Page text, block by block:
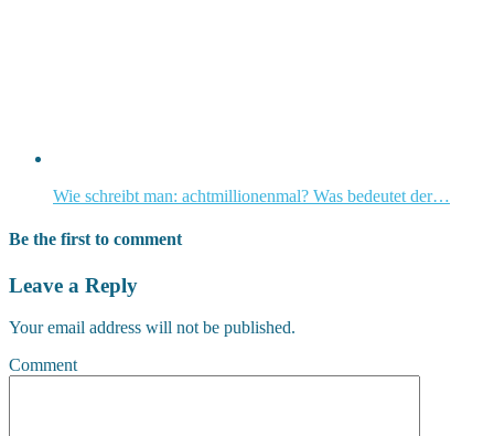
Wie schreibt man: achtmillionenmal? Was bedeutet der…
Be the first to comment
Leave a Reply
Your email address will not be published.
Comment